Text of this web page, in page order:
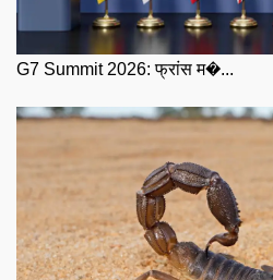
G7 Summit 2026: फ्रांस म�...